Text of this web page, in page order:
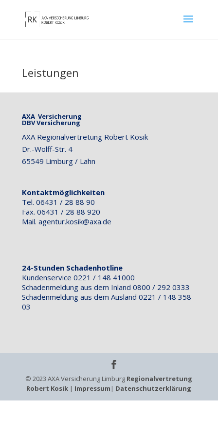
Leistungen
AXA Versicherung
DBV Versicherung
AXA Regionalvertretung Robert Kosik
Dr.-Wolff-Str. 4
65549 Limburg / Lahn
Kontaktmöglichkeiten
Tel. 06431 / 28 88 90
Fax. 06431 / 28 88 920
Mail. agentur.kosik@axa.de
24-Stunden Schadenhotline
Kundenservice 0221 / 148 41000
Schadenmeldung aus dem Inland 0800 / 292 0333
Schadenmeldung aus dem Ausland 0221 / 148 358
03
© 2023 AXA Versicherung Limburg Regionalvertretung
Robert Kosik | Impressum | Datenschutzerklärung